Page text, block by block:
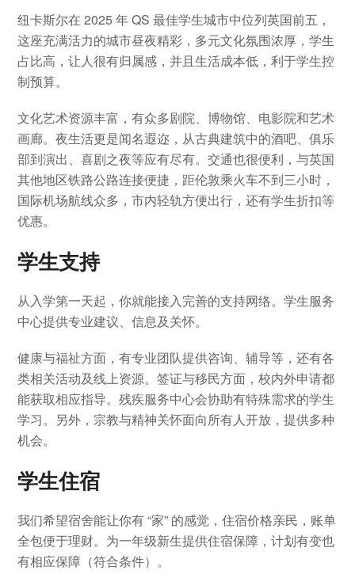
纽卡斯尔在 2025 年 QS 最佳学生城市中位列英国前五，
这座充满活力的城市昼夜精彩，多元文化氛围浓厚，学生
占比高，让人很有归属感，并且生活成本低，利于学生控
制预算。
文化艺术资源丰富，有众多剧院、博物馆、电影院和艺术
画廊。夜生活更是闻名遐迩，从古典建筑中的酒吧、俱乐
部到演出、喜剧之夜等应有尽有。交通也很便利，与英国
其他地区铁路公路连接便捷，距伦敦乘火车不到三小时，
国际机场航线众多，市内轻轨方便出行，还有学生折扣等
优惠。
学生支持
从入学第一天起，你就能接入完善的支持网络。学生服务
中心提供专业建议、信息及关怀。
健康与福祉方面，有专业团队提供咨询、辅导等，还有各
类相关活动及线上资源。签证与移民方面，校内外申请都
能获取相应指导。残疾服务中心会协助有特殊需求的学生
学习。另外，宗教与精神关怀面向所有人开放，提供多种
机会。
学生住宿
我们希望宿舍能让你有 “家” 的感觉，住宿价格亲民，账单
全包便于理财。为一年级新生提供住宿保障，计划有变也
有相应保障（符合条件）。